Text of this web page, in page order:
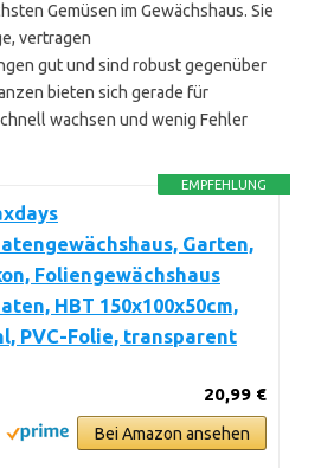
Gemüsen im Gewächshaus. Sie
vertragen
gut und sind robust gegenüber
bieten sich gerade für
wachsen und wenig Fehler
EMPFEHLUNG
Garten,
Foliengewächshaus
HBT 150x100x50cm,
PVC-Folie, transparent
20,99 €
Bei Amazon ansehen